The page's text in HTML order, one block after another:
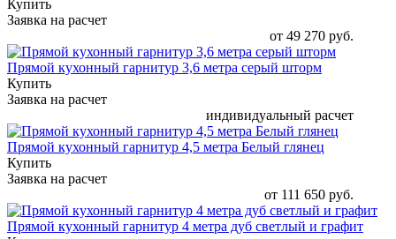
Купить
Заявка на расчет
от 49 270 руб.
Прямой кухонный гарнитур 3,6 метра серый шторм
Купить
Заявка на расчет
индивидуальный расчет
Прямой кухонный гарнитур 4,5 метра Белый глянец
Купить
Заявка на расчет
от 111 650 руб.
Прямой кухонный гарнитур 4 метра дуб светлый и графит